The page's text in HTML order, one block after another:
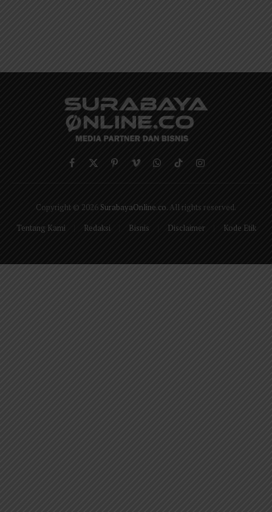
Facebook
X
PinterestVimeoWhatsApp
TikTokInstagram
Copyright © 2026 SurabayaOnline.co. All rights reserved.
Tentang Kami
Redaksi Bisnis Disclaimer Kode Etik